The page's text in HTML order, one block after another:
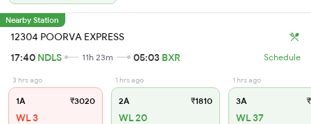
Nearby Station
12304 POORVA EXPRESS
17:40 NDLS 11h 23m 05:03 BXR Schedule
3 hrs ago
1A ₹3020
WL 3
1 hrs ago
2A ₹1810
WL 20
1 hrs ago
3A
WL 37